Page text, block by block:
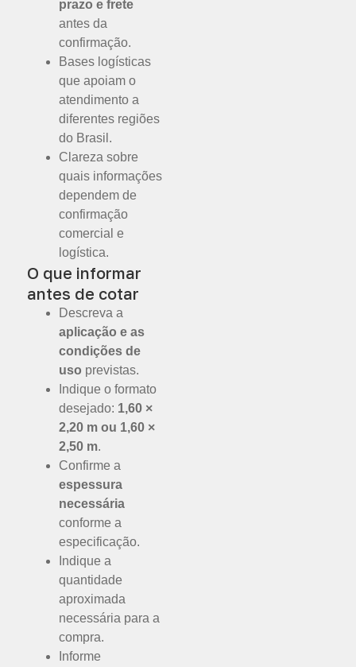
prazo e frete
antes da
confirmação.
Bases logísticas
que apoiam o
atendimento a
diferentes regiões
do Brasil.
Clareza sobre
quais informações
dependem de
confirmação
comercial e
logística.
O que informar
antes de cotar
Descreva a
aplicação e as
condições de
uso previstas.
Indique o formato
desejado: 1,60 ×
2,20 m ou 1,60 ×
2,50 m.
Confirme a
espessura
necessária
conforme a
especificação.
Indique a
quantidade
aproximada
necessária para a
compra.
Informe